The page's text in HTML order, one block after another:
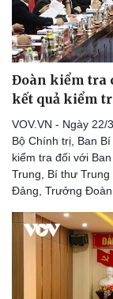
Đoàn kiểm tra
kết quả kiểm
VOV.VN - Ngày
Bộ Chính trị, Ban
kiểm tra đối với
Trung, Bí thư
Đảng, Trưởng Đoàn